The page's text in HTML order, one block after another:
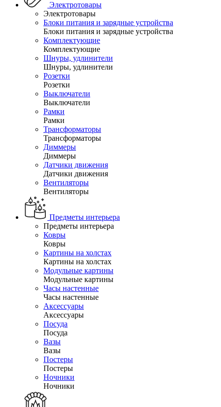
Электротовары
Электротовары
Блоки питания и зарядные устройства
Блоки питания и зарядные устройства
Комплектующие
Комплектующие
Шнуры, удлинители
Шнуры, удлинители
Розетки
Розетки
Выключатели
Выключатели
Рамки
Рамки
Трансформаторы
Трансформаторы
Диммеры
Диммеры
Датчики движения
Датчики движения
Вентиляторы
Вентиляторы
Предметы интерьера
Предметы интерьера
Ковры
Ковры
Картины на холстах
Картины на холстах
Модульные картины
Модульные картины
Часы настенные
Часы настенные
Аксессуары
Аксессуары
Посуда
Посуда
Вазы
Вазы
Постеры
Постеры
Ночники
Ночники